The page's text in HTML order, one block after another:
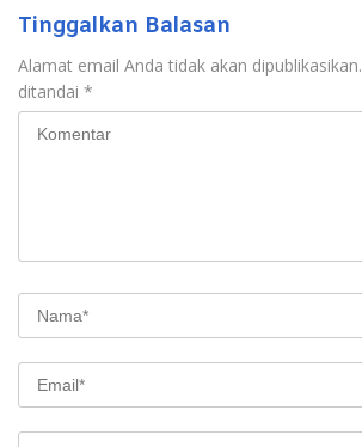
Tinggalkan Balasan
Alamat email Anda tidak akan dipublikasikan.
ditandai *